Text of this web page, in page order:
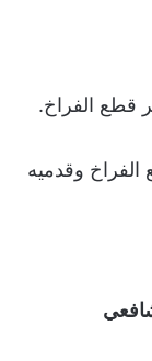
قطع الفراخ.
وقدميه